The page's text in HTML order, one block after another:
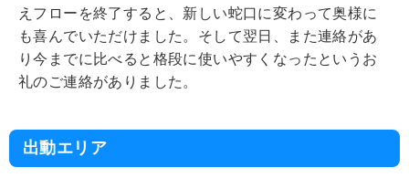
えフローを終了すると、新しい蛇口に変わって奥様に
も喜んでいただけました。そして翌日、また連絡があ
り今までに比べると格段に使いやすくなったというお
礼のご連絡がありました。
出動エリア